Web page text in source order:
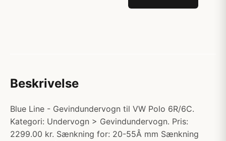
Beskrivelse
Blue Line - Gevindundervogn til VW Polo 6R/6C.
Kategori: Undervogn > Gevindundervogn. Pris:
2299.00 kr. Sænkning for: 20-55Â mm Sænkning